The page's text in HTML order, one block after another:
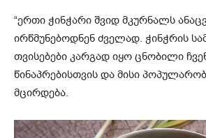
“ერთი ჭინჭარი შვიდ მკურნალს
ირწმუნებოდნენ ძველად. ჭინჭრის
თვისებები კარგად იყო ცნობილი
წინაპრებისთვის და მისი
მცირდება.